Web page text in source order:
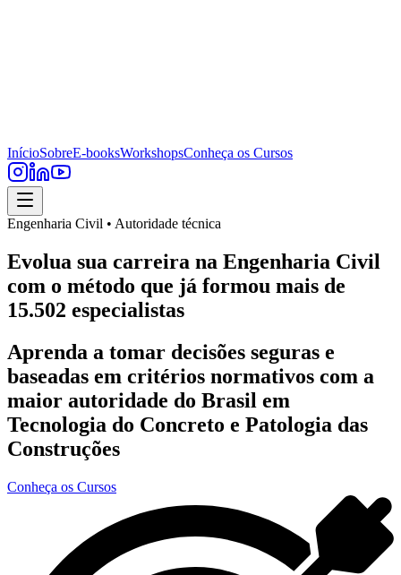
InícioSobreE-booksWorkshopsConheça os Cursos
Engenharia Civil • Autoridade técnica
Evolua sua carreira na Engenharia Civil
com o método que já formou mais de
15.502 especialistas
Aprenda a tomar decisões seguras e
baseadas em critérios normativos com a
maior autoridade do Brasil em
Tecnologia do Concreto e Patologia das
Construções
Conheça os Cursos